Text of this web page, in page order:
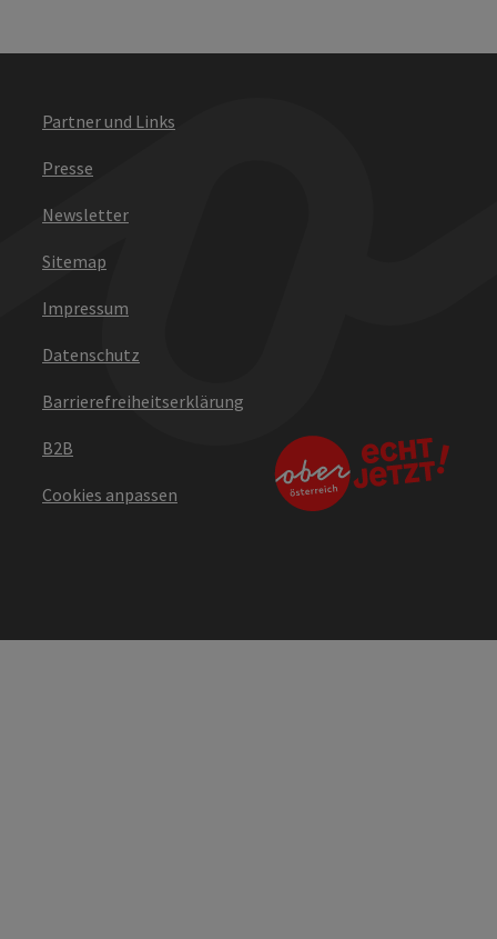
Partner und Links
Presse
Newsletter
Sitemap
Impressum
Datenschutz
Barrierefreiheitserklärung
B2B
Cookies anpassen